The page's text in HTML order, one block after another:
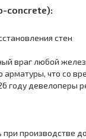
concrete):
стен
враг любой
арматуры, что со
году
производстве